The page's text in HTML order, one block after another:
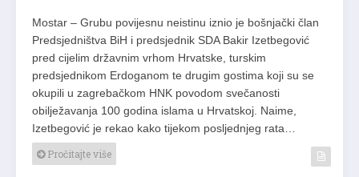
Mostar – Grubu povijesnu neistinu iznio je bošnjački član
Predsjedništva BiH i predsjednik SDA Bakir Izetbegović
pred cijelim državnim vrhom Hrvatske, turskim
predsjednikom Erdoganom te drugim gostima koji su se
okupili u zagrebačkom HNK povodom svečanosti
obilježavanja 100 godina islama u Hrvatskoj. Naime,
Izetbegović je rekao kako tijekom posljednjeg rata…
Pročitajte više